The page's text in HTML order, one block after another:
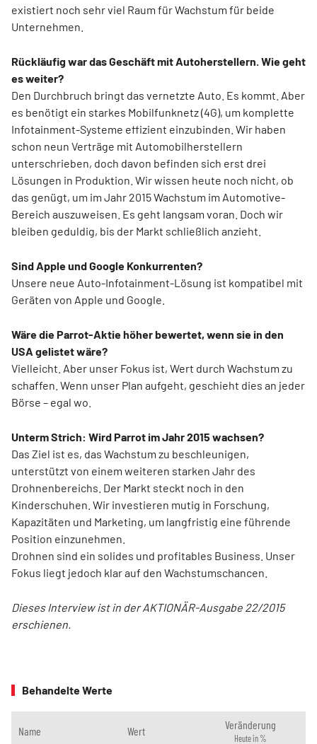
existiert noch sehr viel Raum für Wachstum für beide
Unternehmen.
Rückläufig war das Geschäft mit Autoherstellern. Wie geht
es weiter?
Den Durchbruch bringt das vernetzte Auto. Es kommt. Aber
es benötigt ein starkes Mobilfunknetz (4G), um komplette
Infotainment-Systeme effizient einzubinden. Wir haben
schon neun Verträge mit Automobilherstellern
unterschrieben, doch davon befinden sich erst drei
Lösungen in Produktion. Wir wissen heute noch nicht, ob
das genügt, um im Jahr 2015 Wachstum im Automotive-
Bereich auszuweisen. Es geht langsam voran. Doch wir
bleiben geduldig, bis der Markt schließlich anzieht.
Sind Apple und Google Konkurrenten?
Unsere neue Auto-Infotainment-Lösung ist kompatibel mit
Geräten von Apple und Google.
Wäre die Parrot-Aktie höher bewertet, wenn sie in den
USA gelistet wäre?
Vielleicht. Aber unser Fokus ist, Wert durch Wachstum zu
schaffen. Wenn unser Plan aufgeht, geschieht dies an jeder
Börse – egal wo.
Unterm Strich: Wird Parrot im Jahr 2015 wachsen?
Das Ziel ist es, das Wachstum zu beschleunigen,
unterstützt von einem weiteren starken Jahr des
Drohnenbereichs. Der Markt steckt noch in den
Kinderschuhen. Wir investieren mutig in Forschung,
Kapazitäten und Marketing, um langfristig eine führende
Position einzunehmen.
Drohnen sind ein solides und profitables Business. Unser
Fokus liegt jedoch klar auf den Wachstumschancen.
Dieses Interview ist in der AKTIONÄR-Ausgabe 22/2015
erschienen.
Behandelte Werte
Name Wert Veränderung
Heute in %